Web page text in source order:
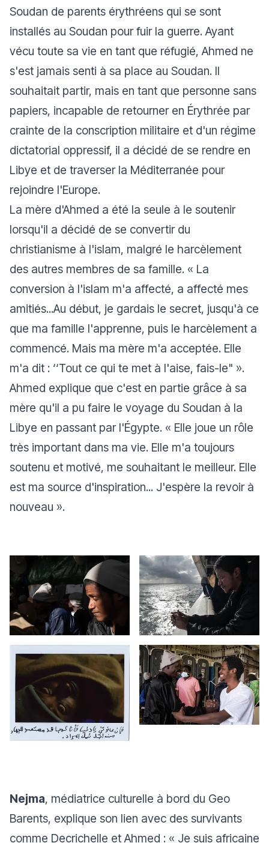
Soudan de parents érythréens qui se sont
installés au Soudan pour fuir la guerre. Ayant
vécu toute sa vie en tant que réfugié, Ahmed ne
s'est jamais senti à sa place au Soudan. Il
souhaitait partir, mais en tant que personne sans
papiers, incapable de retourner en Érythrée par
crainte de la conscription militaire et d'un régime
dictatorial oppressif, il a décidé de se rendre en
Libye et de traverser la Méditerranée pour
rejoindre l'Europe.
La mère d'Ahmed a été la seule à le soutenir
lorsqu'il a décidé de se convertir du
christianisme à l'islam, malgré le harcèlement
des autres membres de sa famille. « La
conversion à l'islam m'a affecté, a affecté mes
amitiés...Au début, je gardais le secret, jusqu'à ce
que ma famille l'apprenne, puis le harcèlement a
commencé. Mais ma mère m'a acceptée. Elle
m'a dit : ‘‘Tout ce qui te met à l'aise, fais-le" ».
Ahmed explique que c'est en partie grâce à sa
mère qu'il a pu faire le voyage du Soudan à la
Libye en passant par l'Égypte. « Elle joue un rôle
très important dans ma vie. Elle m'a toujours
soutenu et motivé, me souhaitant le meilleur. Elle
est ma source d'inspiration... J'espère la revoir à
nouveau ».
Nejma, médiatrice culturelle à bord du Geo
Barents, explique son lien avec des survivants
comme Decrichelle et Ahmed : « Je suis africaine